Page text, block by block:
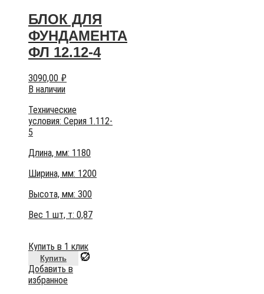
БЛОК ДЛЯ
ФУНДАМЕНТА
ФЛ 12.12-4
3090,00 ₽
В наличии
Технические
условия: Серия 1.112-
5
Длина, мм: 1180
Ширина, мм: 1200
Высота, мм: 300
Вес 1 шт, т: 0,87
Купить в 1 клик
Купить
Добавить в
избранное